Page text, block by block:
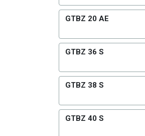
GTBZ 20 AE
GTBZ 36 S
GTBZ 38 S
GTBZ 40 S